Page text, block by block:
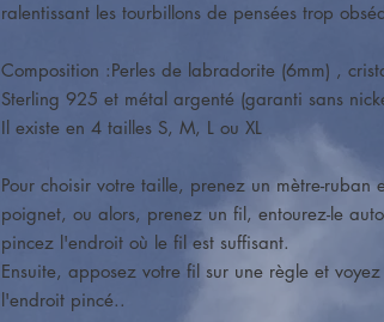
ralentissant les tourbillons de pensées trop
Composition :Perles de labradorite (6mm) ,
Sterling 925 et métal argenté (garanti sans
Il existe en 4 tailles S, M, L ou XL
Pour choisir votre taille, prenez un mètre-ruban
poignet, ou alors, prenez un fil, entourez-le
pincez l'endroit où le fil est suffisant.
Ensuite, apposez votre fil sur une règle et
l'endroit pincé..